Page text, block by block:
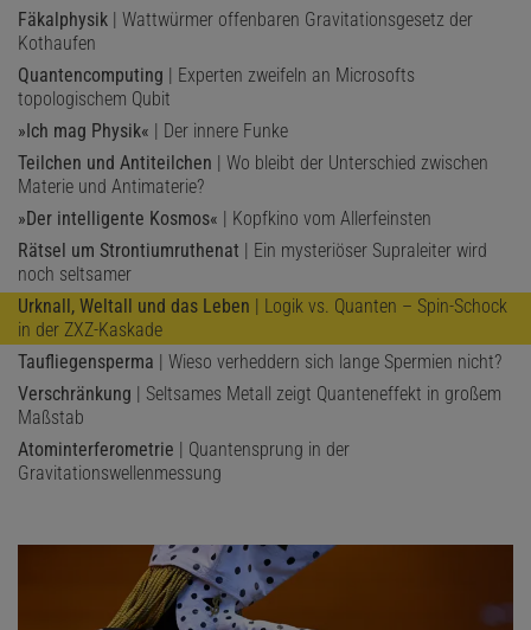
Fäkalphysik | Wattwürmer offenbaren Gravitationsgesetz der
Kothaufen
Quantencomputing | Experten zweifeln an Microsofts
topologischem Qubit
»Ich mag Physik« | Der innere Funke
Teilchen und Antiteilchen | Wo bleibt der Unterschied zwischen
Materie und Antimaterie?
»Der intelligente Kosmos« | Kopfkino vom Allerfeinsten
Rätsel um Strontiumruthenat | Ein mysteriöser Supraleiter wird
noch seltsamer
Urknall, Weltall und das Leben | Logik vs. Quanten – Spin-Schock
in der ZXZ-Kaskade
Taufliegensperma | Wieso verheddern sich lange Spermien nicht?
Verschränkung | Seltsames Metall zeigt Quanteneffekt in großem
Maßstab
Atominterferometrie | Quantensprung in der
Gravitationswellenmessung